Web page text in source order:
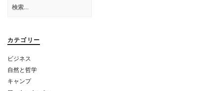
ー
ョ
ン
索:
カテゴリー
ビジネス
自然と哲学
キャンプ